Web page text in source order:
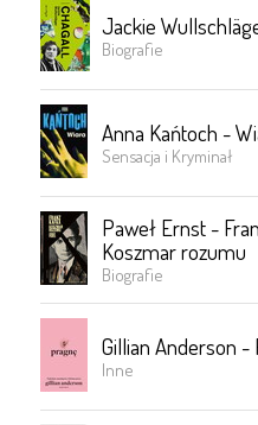
Jackie
Biografie
Anna Kańtoch -
Sensacja i Kryminał
Paweł Ernst -
Koszmar rozumu
Biografie
Gillian Anderson -
Inne